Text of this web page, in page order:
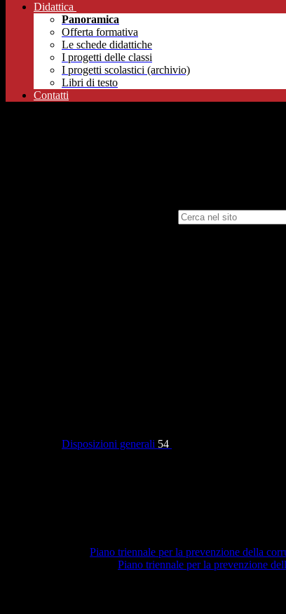
Didattica
Panoramica
Offerta formativa
Le schede didattiche
I progetti delle classi
I progetti scolastici (archivio)
Libri di testo
Contatti
Disposizioni generali 54
Piano triennale per la prevenzione della
Piano triennale per la prevenzione